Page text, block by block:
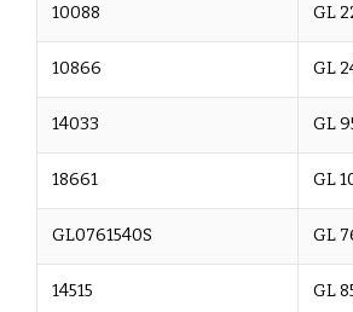
10088 GL
10866 GL
14033 GL
18661 GL
GL0761540S GL
14515 GL